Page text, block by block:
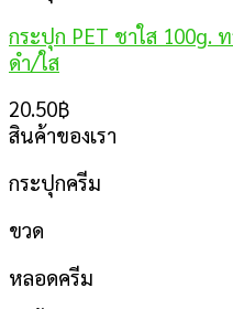
กระปุก PET ชาใส 100g.
ดำ/ใส
20.50฿
สินค้าของเรา
กระปุกครีม
ขวด
หลอดครีม